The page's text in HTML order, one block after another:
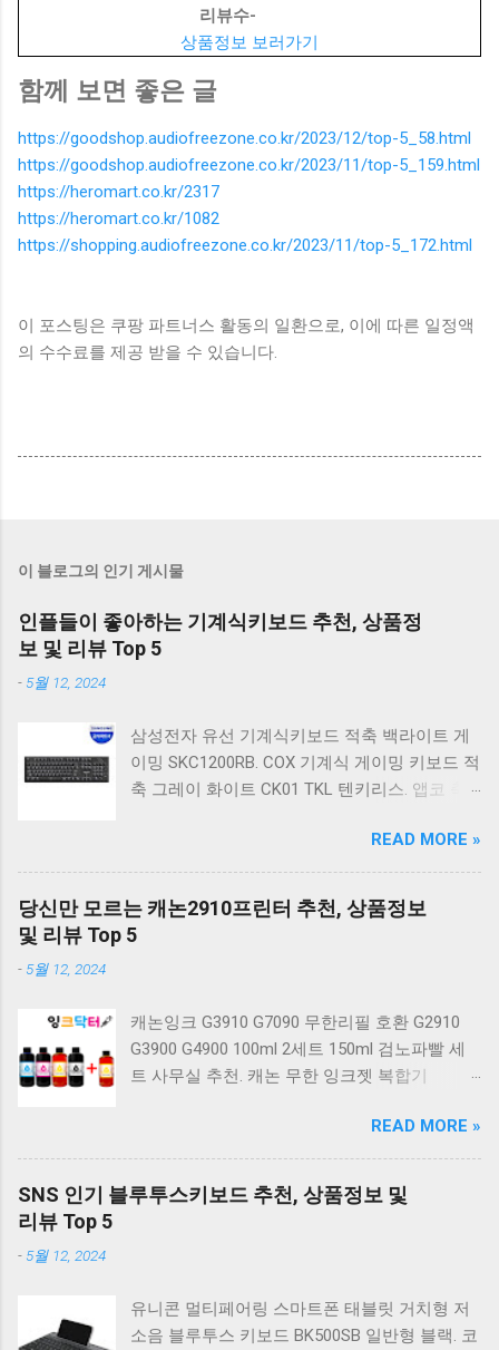
리뷰수-
상품정보 보러가기
함께 보면 좋은 글
https://goodshop.audiofreezone.co.kr/2023/12/top-5_58.html
https://goodshop.audiofreezone.co.kr/2023/11/top-5_159.html
https://heromart.co.kr/2317
https://heromart.co.kr/1082
https://shopping.audiofreezone.co.kr/2023/11/top-5_172.html
이 포스팅은 쿠팡 파트너스 활동의 일환으로, 이에 따른 일정액
의 수수료를 제공 받을 수 있습니다.
이 블로그의 인기 게시물
인플들이 좋아하는 기계식키보드 추천, 상품정
보 및 리뷰 Top 5
- 5월 12, 2024
삼성전자 유선 기계식키보드 적축 백라이트 게
이밍 SKC1200RB. COX 기계식 게이밍 키보드 적
축 그레이 화이트 CK01 TKL 텐키리스. 앱코 축
랙 K560 일반형. 앱코 K517 레트로 기계식 게이
밍 유선키보드 갈축 일반형 레트로 베이지. 체리
키보드 G803000S TKL RGB 게이밍 텐키리스 기
계식 키보드 4종 축 선택 저소음적축 블랙. 체리
베이지 K517 Retro. COX CK01 교체축 사이드
RGB 게이밍 기계식 키보드 네이비 CK01NV적축
일반형. 체리키보드 XTRFY MX BOARD 3.1 RGB
COX 기계식 게이밍 키보드 갈축 그레이 화이트
CK01 TKL 텐키리스 기계식키보드 구매를 고려
하실 때, 추가 할인 혜택을 놓치지 마세요. 다양
정이 많이 어려우시죠? 특히 기계식키보드 같은
상품을 고를 때는 더 고민이 많을 수 밖에 없습
READ MORE »
당신만 모르는 캐논2910프린터 추천, 상품정보
및 리뷰 Top 5
- 5월 12, 2024
캐논잉크 G3910 G7090 무한리필 호환 G2910
G3900 G4900 100ml 2세트 150ml 검노파빨 세
트 사무실 추천. 캐논 무한 잉크젯 복합기
논 PIXMA G2910 잉크포함 정품 무한복합기 컬
러 잉크젯복합기 가정용프린터 상세정보참조.
캐논 G시리즈 프린터 정품 헤드 카트리지
G1900 G2900 G3900 G4900 G2910 G3910
G4902 G4910 G4911 리필 잉크 1개 GI990
500ml 4색세트. 캐논 빌트인 정품무한 복합기
READ MORE »
SNS 인기 블루투스키보드 추천, 상품정보 및
리뷰 Top 5
- 5월 12, 2024
유니콘 멀티페어링 스마트폰 태블릿 거치형 저
소음 블루투스 키보드 BK500SB 일반형 블랙. 코